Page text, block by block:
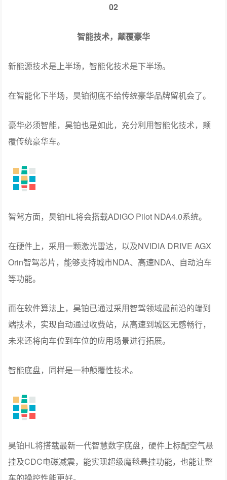
02
智能技术，颠覆豪华
新能源技术是上半场，智能化技术是下半场。
在智能化下半场，昊铂彻底不给传统豪华品牌留机会了。
豪华必须智能，昊铂也是如此，充分利用智能化技术，颠
覆传统豪华车。
智驾方面，昊铂HL将会搭载ADiGO Pilot NDA4.0系统。
在硬件上，采用一颗激光雷达，以及NVIDIA DRIVE AGX
Orin智驾芯片，能够支持城市NDA、高速NDA、自动泊车
等功能。
而在软件算法上，昊铂已通过采用智驾领域最前沿的端到
端技术，实现自动通过收费站，从高速到城区无感畅行，
未来还将向车位到车位的应用场景进行拓展。
智能底盘，同样是一种颠覆性技术。
昊铂HL将搭载最新一代智慧数字底盘，硬件上标配空气悬
挂及CDC电磁减震，能实现超级魔毯悬挂功能，也能让整
车的操控性能更好。